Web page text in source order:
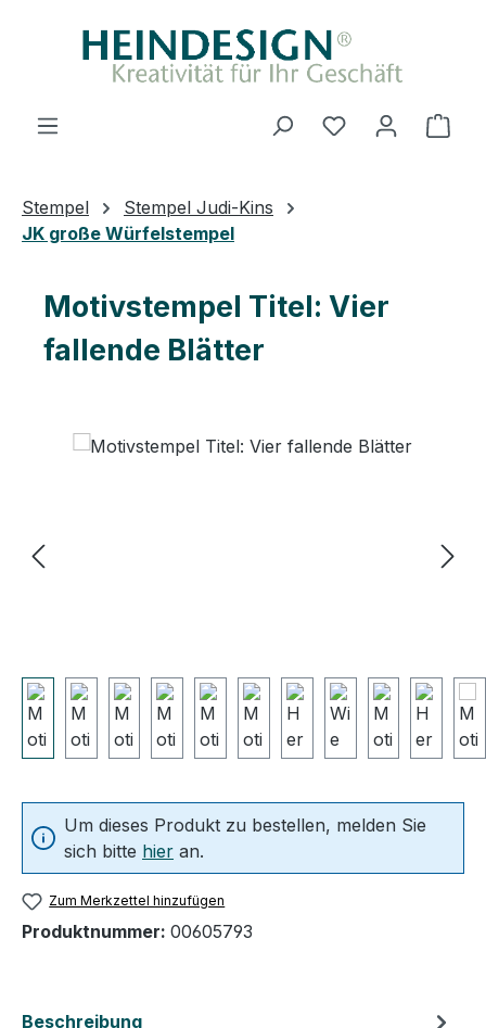
Zum Hauptinhalt springen
Du hast 0
Stempel
Stempel Judi-Kins
JK große Würfelstempel
Motivstempel Titel: Vier
fallende Blätter
Um dieses Produkt zu bestellen, melden Sie
sich bitte hier an.
Zum Merkzettel hinzufügen
Produktnummer: 00605793
Beschreibung